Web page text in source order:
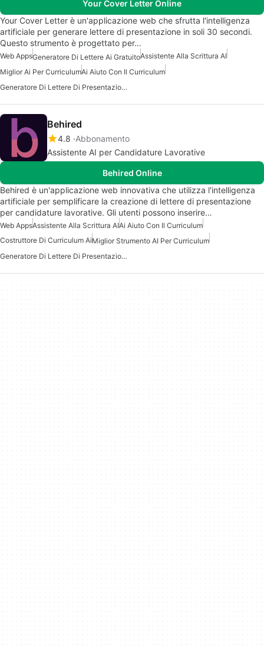
Your Cover Letter Online
Your Cover Letter è un'applicazione web che sfrutta l'intelligenza
artificiale per generare lettere di presentazione in soli 30 secondi.
Questo strumento è progettato per…
Web AppsGeneratore Di Lettere Ai GratuitoAssistente Alla Scrittura AI
Miglior Ai Per CurriculumAi Aiuto Con Il Curriculum
Generatore Di Lettere Di Presentazione AI Gratuito
Behired
4.8 Abbonamento
Assistente AI per Candidature Lavorative
Behired Online
Behired è un'applicazione web innovativa che utilizza l'intelligenza
artificiale per semplificare la creazione di lettere di presentazione
per candidature lavorative. Gli utenti possono inserire…
Web AppsAssistente Alla Scrittura AIAi Aiuto Con Il Curriculum
Costruttore Di Curriculum AiMiglior Strumento AI Per Curriculum
Generatore Di Lettere Di Presentazione AI Gratuito